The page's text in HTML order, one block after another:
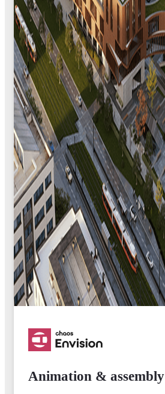
Animation & assembly